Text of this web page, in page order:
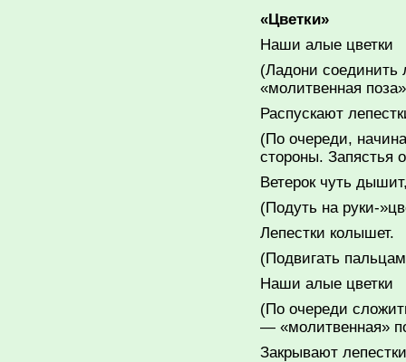
«Цветки»
Наши алые цветки
(Ладони
«молитвенная
Распускают
(По очереди,
стороны. Запястья
Ветерок чуть
(Подуть на руки-
Лепестки колышет.
(Подвигать
Наши алые цветки
(По очереди
— «молитвенная»
Закрывают